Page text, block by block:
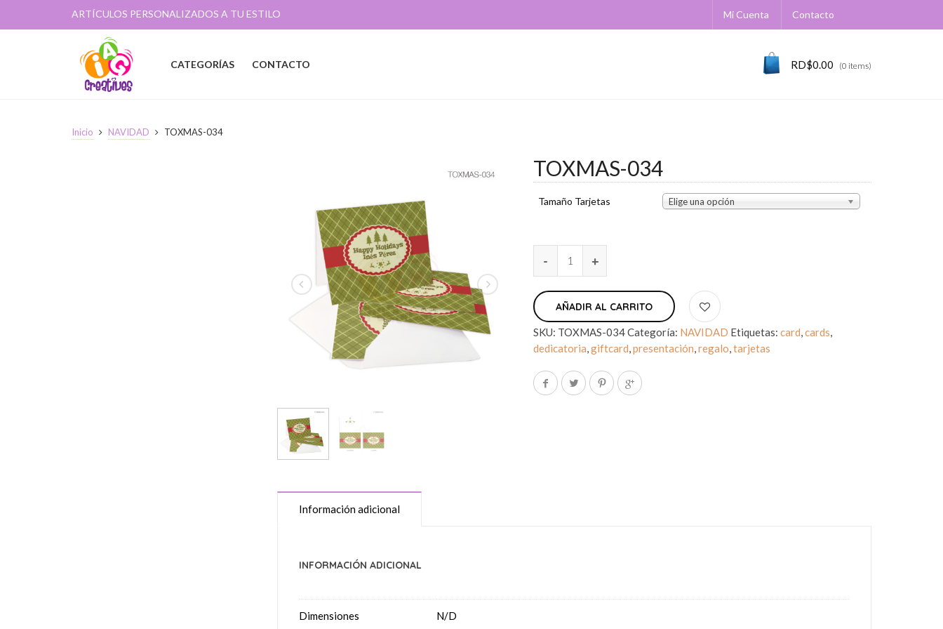
ARTÍCULOS PERSONALIZADOS A TU ESTILO Mi Cuenta Contacto
RD$0.00 (0 items)
CATEGORÍAS CONTACTO
Inicio NAVIDAD TOXMAS-034
TOXMAS-034
Tamaño Tarjetas Elige una opción
AÑADIR AL CARRITO
SKU: TOXMAS-034Categoría: NAVIDAD Etiquetas:card,cards,
dedicatoria,giftcard,presentación,regalo,tarjetas
Información adicional
INFORMACIÓN ADICIONAL
Dimensiones N/D